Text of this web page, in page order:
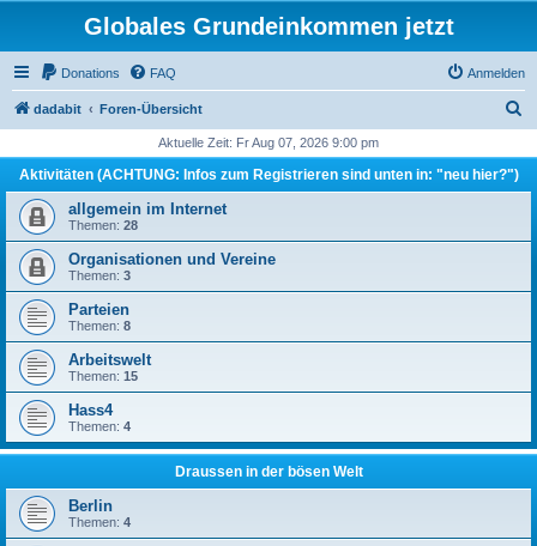
Globales Grundeinkommen jetzt
Donations FAQ Anmelden
dadabit Foren-Übersicht
h
Aktuelle Zeit: Fr Aug 07, 2026 9:00 pm
Aktivitäten (ACHTUNG: Infos zum Registrieren sind unten in: "neu hier?")
allgemein im Internet
Themen: 28
Organisationen und Vereine
Themen: 3
Parteien
Themen: 8
Arbeitswelt
Themen: 15
Hass4
Themen: 4
Draussen in der bösen Welt
Berlin
Themen: 4